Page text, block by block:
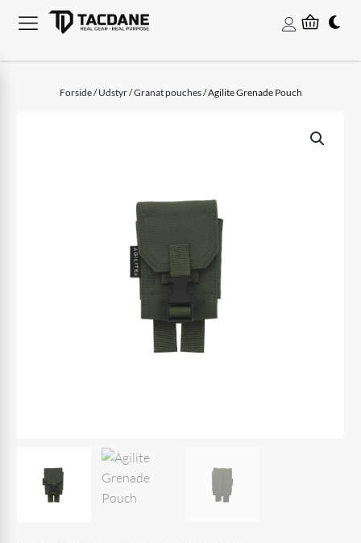
Forside/Udstyr/Granat pouches/ Agilite Grenade Pouch